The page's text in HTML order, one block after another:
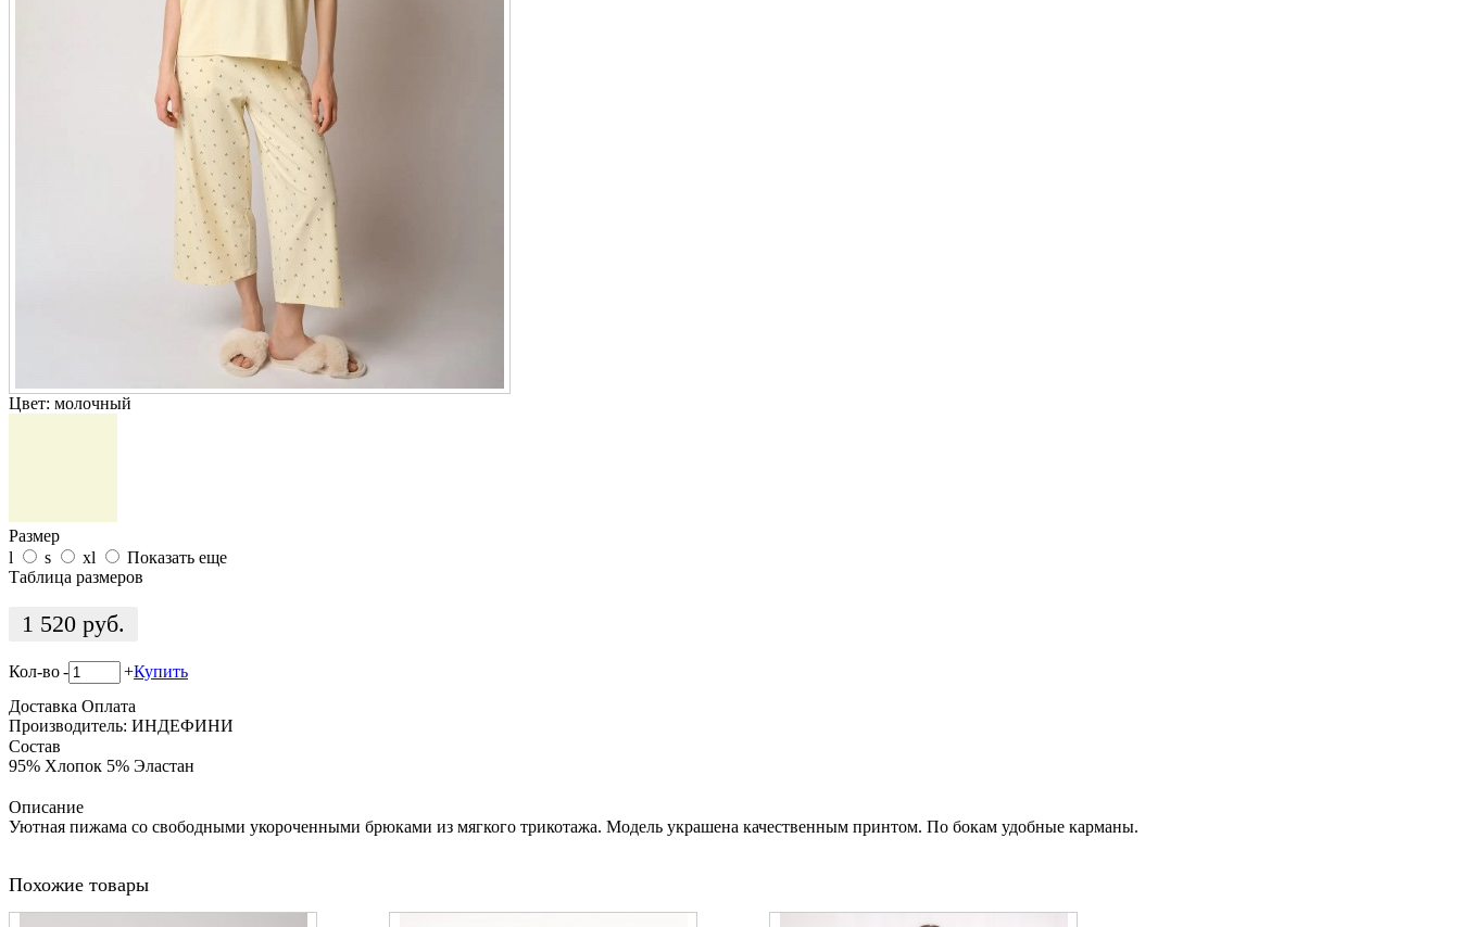
Цвет: молочный
Размер
l
s xl
Показать еще
Таблица размеров
1 520 руб.
Кол-во- +Купить
Доставка Оплата
Производитель: ИНДЕФИНИ
Состав
95% Хлопок 5% Эластан
Описание
Уютная пижама со свободными укороченными брюками из мягкого трикотажа. Модель украшена качественным принтом. По бокам удобные карманы.
Похожие товары